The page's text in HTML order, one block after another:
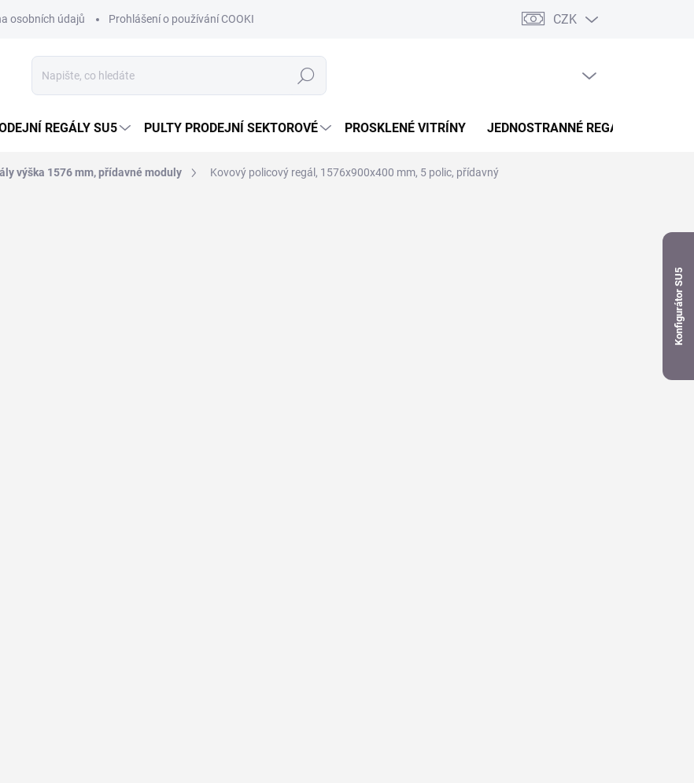
osobních údajů Prohlášení o používání COOKIES CZK
Hledat
REGÁLY SU5 PULTY PRODEJNÍ SEKTOROVÉ PROSKLENÉ VITRÍNY JEDNOSTRANNÉ REGÁLY
výška 1576 mm, přídavné moduly Kovový policový regál, 1576x900x400 mm, 5 polic, přídavný
Konfigurátor SU5